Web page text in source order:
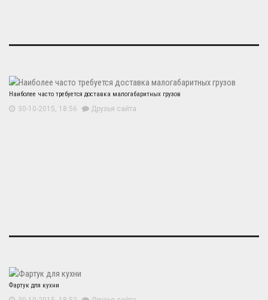
Наиболее часто требуется доставка малогабаритных грузов
30-10-2015, 18:56 Друзья сайта
Фартук для кухни